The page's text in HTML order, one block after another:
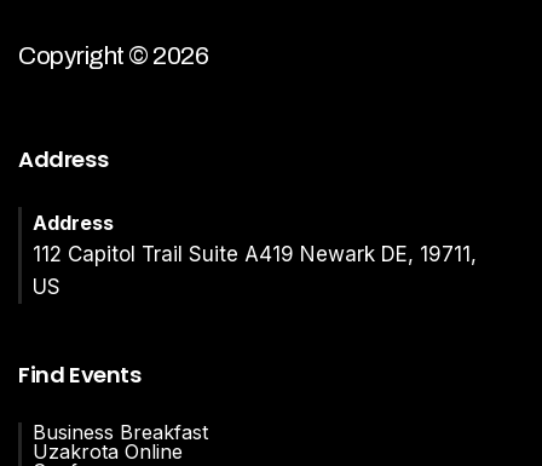
Copyright © 2026
Address
Address
112 Capitol Trail Suite A419 Newark DE, 19711,
US
Find Events
Business Breakfast
Uzakrota Online